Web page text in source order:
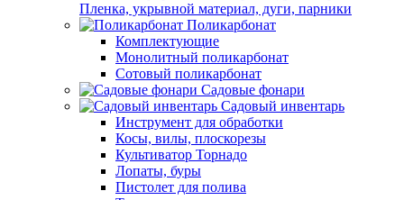
Пленка, укрывной материал, дуги, парники
Поликарбонат
Комплектующие
Монолитный поликарбонат
Сотовый поликарбонат
Садовые фонари
Садовый инвентарь
Инструмент для обработки
Косы, вилы, плоскорезы
Культиватор Торнадо
Лопаты, буры
Пистолет для полива